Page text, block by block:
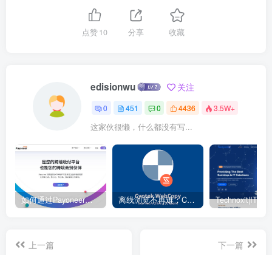
点赞10 分享 收藏
edisionwu 关注
0 451 0 4436 3.5W+
这家伙很懒，什么都没有写...
如何通过Payoneer派安盈转账？ – 电商独立站 离线浏览不再难：Cyotek WebCopy 助你轻松下载整站
上一篇
下一篇